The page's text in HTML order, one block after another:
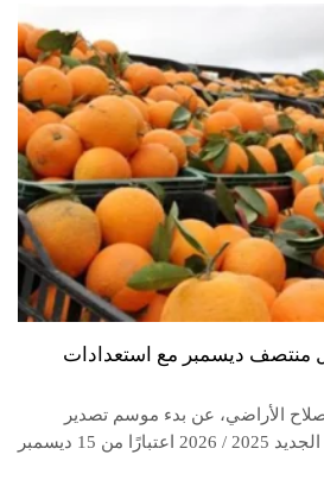
منتصف ديسمبر مع استعدادات
الأراضي، عن بدء موسم تصدير
البرتقال المصري للموسم الجديد 2025 / 2026 اعتبارًا من 15 ديسمبر